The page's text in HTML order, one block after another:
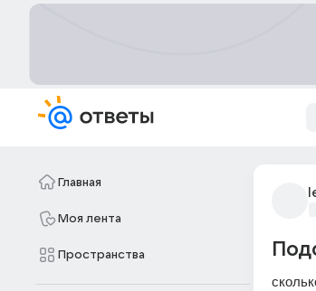
Главная
Моя лента
Пространства